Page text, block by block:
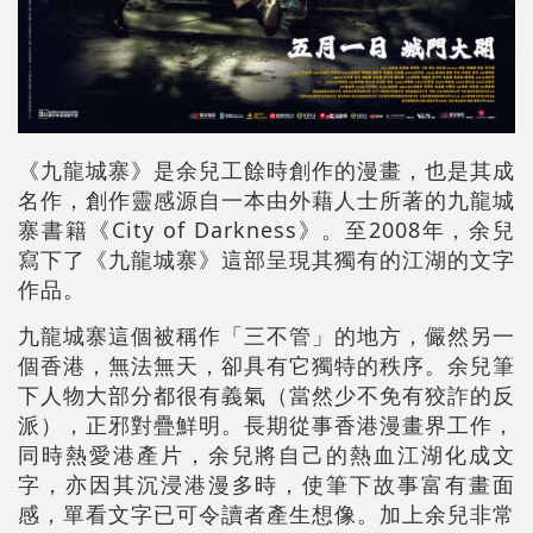
《九龍城寨》是余兒工餘時創作的漫畫，也是其成
名作，創作靈感源自一本由外藉人士所著的九龍城
寨書籍《City of Darkness》。至2008年，余兒
寫下了《九龍城寨》這部呈現其獨有的江湖的文字
作品。
九龍城寨這個被稱作「三不管」的地方，儼然另一
個香港，無法無天，卻具有它獨特的秩序。余兒筆
下人物大部分都很有義氣（當然少不免有狡詐的反
派），正邪對疊鮮明。長期從事香港漫畫界工作，
同時熱愛港產片，余兒將自己的熱血江湖化成文
字，亦因其沉浸港漫多時，使筆下故事富有畫面
感，單看文字已可令讀者產生想像。加上余兒非常